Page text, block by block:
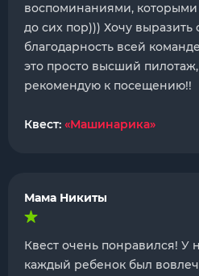
воспоминаниями,
до сих пор))) Хочу
благодарность всей
это просто высший
рекомендую к посещению!!
Квест: «Машинарика»
Мама Никиты
Квест очень понравился! У
каждый ребенок был